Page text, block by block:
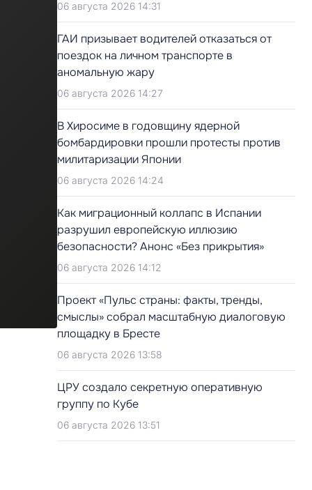
06 августа 2026 14:31
ГАИ призывает водителей отказаться от
поездок на личном транспорте в
аномальную жару
06 августа 2026 14:27
В Хиросиме в годовщину ядерной
бомбардировки прошли протесты против
милитаризации Японии
06 августа 2026 14:24
Как миграционный коллапс в Испании
разрушил европейскую иллюзию
безопасности? Анонс «Без прикрытия»
06 августа 2026 14:12
Проект «Пульс страны: факты, тренды,
смыслы» собрал масштабную диалоговую
площадку в Бресте
06 августа 2026 13:58
ЦРУ создало секретную оперативную
группу по Кубе
06 августа 2026 13:51